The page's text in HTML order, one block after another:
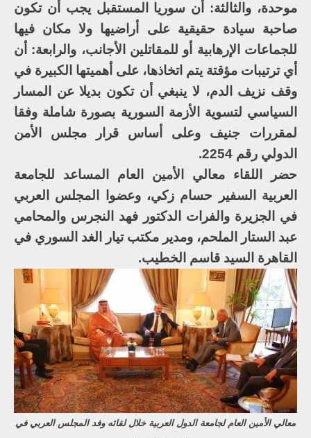
موحدة، والثالثة: أن سوريا المستقبل يجب أن تكون
صاحبة سيادة حقيقية على أراضيها ولا مكان فيها
للجماعات الإرهابية أو للمقاتلين الأجانب، والرابعة: أن
أي ترتيبات مؤقتة يتم اتخاذها، على أهميتها الكبيرة في
وقف نزيف الدم، لا ينبغي أن تكون بديلا عن المسار
السياسي لتسوية الأزمة السورية بصورة شاملة وفقا
لمقررات جنيف وعلى أساس قرار مجلس الأمن
الدولي رقم 2254.
حضر اللقاء معالي الأمين العام المساعد للجامعة
العربية السفير حسام زكي، وعضوا المجلس العربي
في الجزيرة والفرات الدكتور فهد النجرس والمحامي
عبد الستار الملحم، ومدير مكتب تيار الغد السوري في
القاهرة السيد قاسم الخطيب.
معالي الأمين العام لجامعة الدول العربية خلال لقائه وفد المجلس العربي في